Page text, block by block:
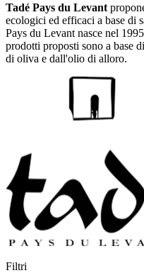
Tadé Pays du Levant
ecologici ed efficaci a base di
Pays du Levant nasce nel
prodotti proposti sono a base
di oliva e dall'olio di alloro.
Filtri